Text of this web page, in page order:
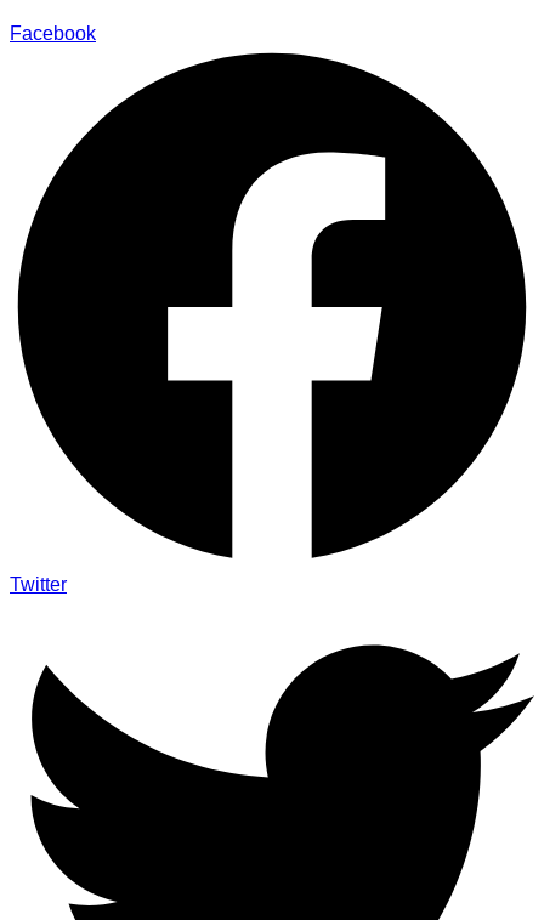
Facebook
Twitter